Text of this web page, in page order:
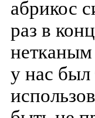
абрикос
раз в
нетканым
у нас